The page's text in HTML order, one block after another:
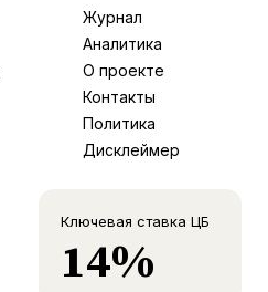
Журнал
Аналитика
О проекте
Контакты
Политика
Дисклеймер
Ключевая ставка ЦБ
14%